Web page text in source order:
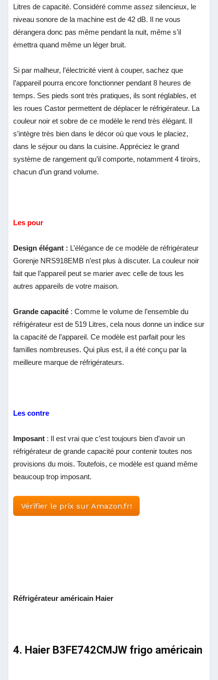
Litres de capacité. Considéré comme assez silencieux, le
niveau sonore de la machine est de42 dB. Il ne vous
dérangera donc pas même pendant la nuit, même s’il
émettra quand même un léger bruit.
Si par malheur, l’électricité vient à couper, sachez que
l’appareil pourra encore fonctionner pendant 8 heures de
temps. Ses pieds sont très pratiques, ils sont réglables, et
les roues Castor permettent de déplacer le réfrigérateur. La
couleur noir et sobre de ce modèle le rend très élégant. Il
s’intègre très bien dans le décor où que vous le placiez,
dans le séjour ou dans la cuisine. Appréciez le grand
système de rangement qu’il comporte, notamment‎4 tiroirs,
chacun d’un grand volume.
Les pour
Design élégant : L’élégance de ce modèle de réfrigérateur
Gorenje NRS918EMB n’est plus à discuter. La couleur noir
fait que l’appareil peut se marier avec celle de tous les
autres appareils de votre maison.
Grande capacité : Comme le volume de l’ensemble du
réfrigérateur est de 519 Litres, cela nous donne un indice sur
la capacité de l’appareil. Ce modèle est parfait pour les
familles nombreuses. Qui plus est, il a été conçu par la
meilleure marque de réfrigérateurs.
Les contre
Imposant : Il est vrai que c’est toujours bien d’avoir un
réfrigérateur de grande capacité pour contenir toutes nos
provisions du mois. Toutefois, ce modèle est quand même
beaucoup trop imposant.
Vérifier le prix sur Amazon.fr!
Réfrigérateur américain Haier
4. Haier B3FE742CMJW frigo américain